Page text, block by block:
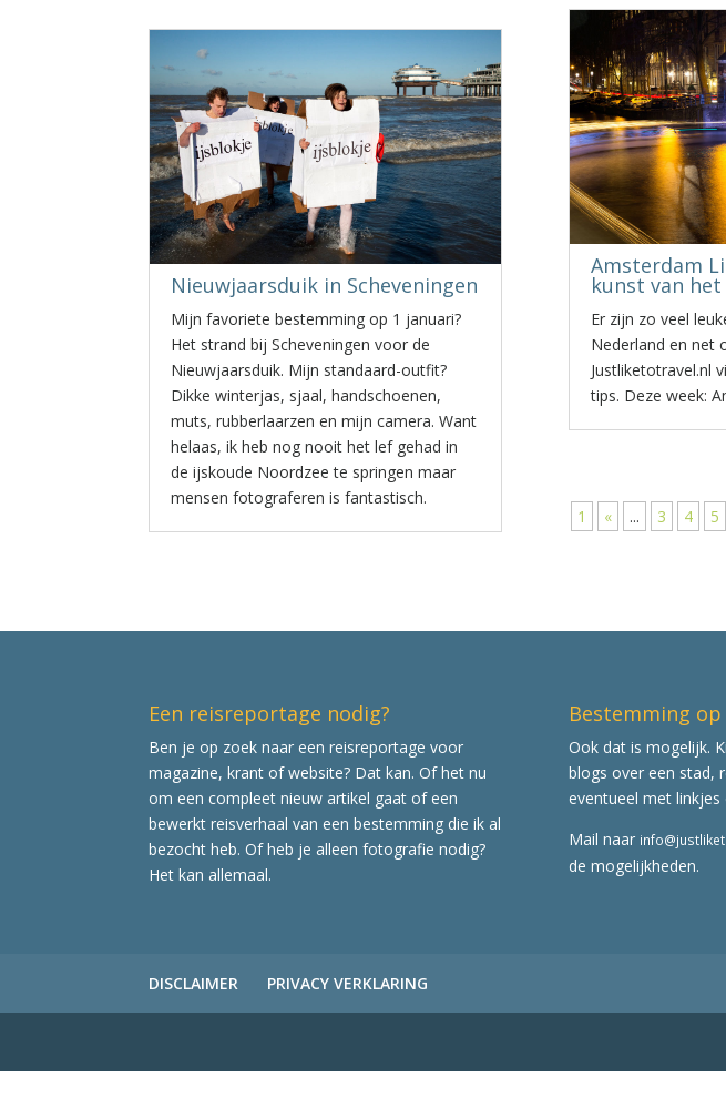
Nieuwjaarsduik in Scheveningen
Mijn favoriete bestemming op 1 januari?
Het strand bij Scheveningen voor de
Nieuwjaarsduik. Mijn standaard-outfit?
Dikke winterjas, sjaal, handschoenen,
muts, rubberlaarzen en mijn camera. Want
helaas, ik heb nog nooit het lef gehad in
de ijskoude Noordzee te springen maar
mensen fotograferen is fantastisch.
Amsterdam
kunst van
Er zijn zo veel
Nederland en net
Justliketotravel.nl
tips. Deze week:
1 « ... 3 4 5
Een reisreportage nodig?
Ben je op zoek naar een reisreportage voor
magazine, krant of website? Dat kan. Of het nu
om een compleet nieuw artikel gaat of een
bewerkt reisverhaal van een bestemming die ik al
bezocht heb. Of heb je alleen fotografie nodig?
Het kan allemaal.
Bestemming
Ook dat is mogelijk.
blogs over een stad,
eventueel met
Mail naar
de mogelijkheden.
DISCLAIMER PRIVACY VERKLARING